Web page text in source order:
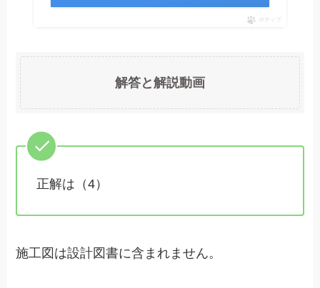
ポチップ
解答と解説動画
正解は（4）
施工図は設計図書に含まれません。